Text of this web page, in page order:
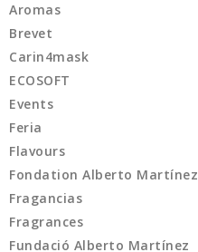
Aromas
Brevet
Carin4mask
ECOSOFT
Events
Feria
Flavours
Fondation Alberto Martínez
Fragancias
Fragrances
Fundació Alberto Martínez